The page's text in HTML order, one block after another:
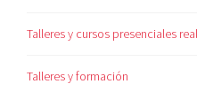
Talleres y cursos presenciales
Talleres y formación